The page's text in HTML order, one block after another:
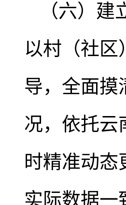
（六）
以村（社区
导，全面摸
况，依托云
时精准动
实际数据一